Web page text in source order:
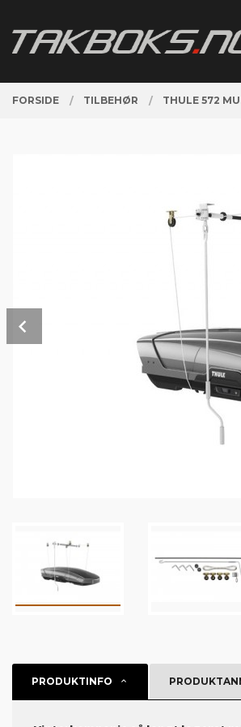
innholdet
FORSIDE TILBEHØR THULE 572
PRODUKTINFO